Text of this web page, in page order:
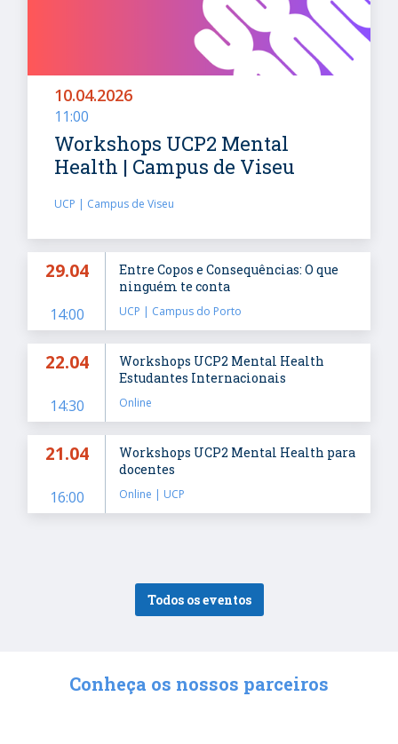
10.04.2026
11:00
Workshops UCP2 Mental
Health | Campus de Viseu
UCP | Campus de Viseu
29.04
14:00
Entre Copos e Consequências: O que
ninguém te conta
UCP | Campus do Porto
22.04
14:30
Workshops UCP2 Mental Health
Estudantes Internacionais
Online
21.04
16:00
Workshops UCP2 Mental Health para
docentes
Online | UCP
Todos os eventos
Conheça os nossos parceiros